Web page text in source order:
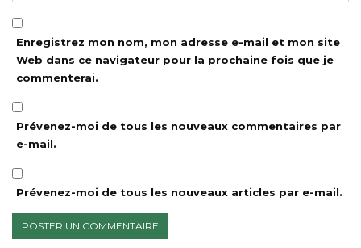
Enregistrez mon nom, mon adresse e-mail et mon site
Web dans ce navigateur pour la prochaine fois que je
commenterai.
Prévenez-moi de tous les nouveaux commentaires par
e-mail.
Prévenez-moi de tous les nouveaux articles par e-mail.